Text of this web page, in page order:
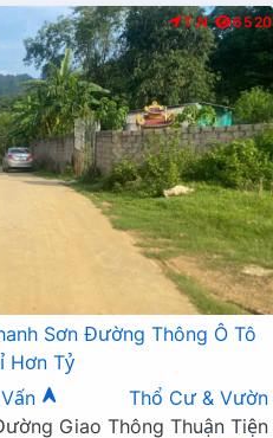
T.N 6520
Sơn Đường Thông Ô Tô
Hơn Tỷ
Thổ Cư & Vườn
Giao Thông Thuận Tiện